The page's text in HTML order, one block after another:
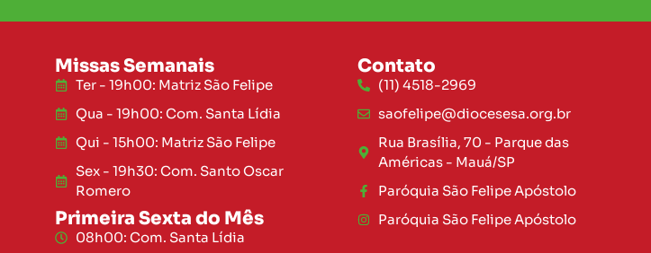
Missas Semanais
Ter - 19h00: Matriz São Felipe
Qua - 19h00: Com. Santa Lídia
Qui - 15h00: Matriz São Felipe
Sex - 19h30: Com. Santo Oscar
Romero
Primeira Sexta do Mês
08h00: Com. Santa Lídia
Contato
(11) 4518-2969
saofelipe@diocesesa.org.br
Rua Brasília, 70 - Parque das
Américas - Mauá/SP
Paróquia São Felipe Apóstolo
Paróquia São Felipe Apóstolo